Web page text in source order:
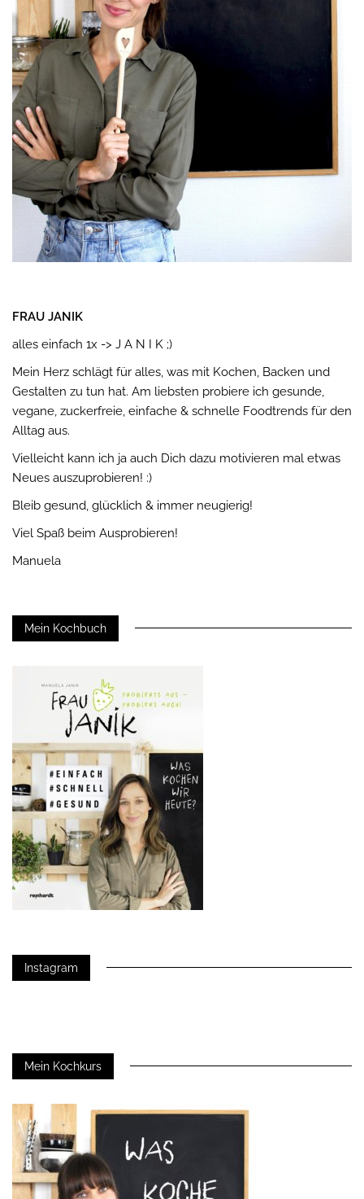
FRAU JANIK
alles einfach 1x -> J A N I K ;)
Mein Herz schlägt für alles, was mit Kochen, Backen und
Gestalten zu tun hat. Am liebsten probiere ich gesunde,
vegane, zuckerfreie, einfache & schnelle Foodtrends für den
Alltag aus.
Vielleicht kann ich ja auch Dich dazu motivieren mal etwas
Neues auszuprobieren! :)
Bleib gesund, glücklich & immer neugierig!
Viel Spaß beim Ausprobieren!
Manuela
Mein Kochbuch
Instagram
Mein Kochkurs